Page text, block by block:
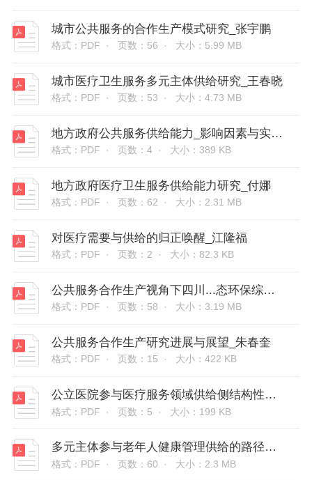
城市公共服务的合作生产模式研究_张宇鹏
格式：PDF · 页数：56 · 大小：5.99 MB
城市医疗卫生服务多元主体供给研究_王春晓
格式：PDF · 页数：53 · 大小：4.73 MB
地方政府公共服务供给能力_影响因素与实现路径_张开云
格式：PDF · 页数：4 · 大小：389 KB
地方政府医疗卫生服务供给能力研究_付娜
格式：PDF · 页数：62 · 大小：2.31 MB
对医疗需要与供给的归正唤醒_江隆福
格式：PDF · 页数：2 · 大小：82.3 KB
公共服务合作生产视角下四川...态环保综合执法部门改革研究_赵莹
格式：PDF · 页数：58 · 大小：3.19 MB
公共服务合作生产研究进展与展望_朱春奎
格式：PDF · 页数：15 · 大小：422 KB
公立医院参与医疗服务领域供给侧结构性改革研究_郑大喜
格式：PDF · 页数：5 · 大小：199 KB
多元主体参与老年人健康管理供给的路径研究_申莹莹
格式：PDF · 页数：60 · 大小：2.3 MB